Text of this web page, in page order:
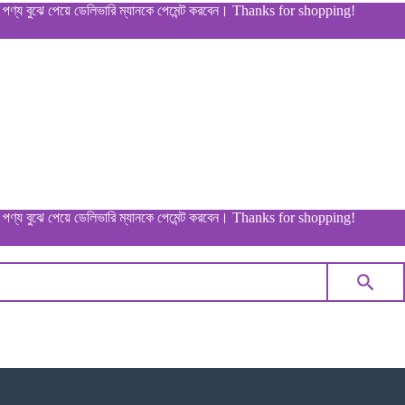
পেয়ে ডেলিভারি ম্যানকে পেমেন্ট করবেন। Thanks for shopping!
পেয়ে ডেলিভারি ম্যানকে পেমেন্ট করবেন। Thanks for shopping!